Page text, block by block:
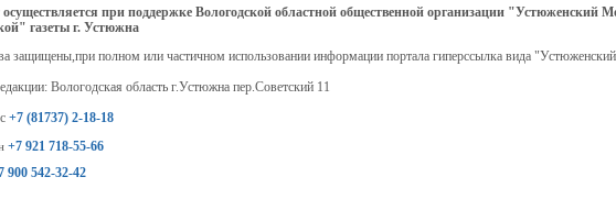
при поддержке Вологодской областной общественной организации
газеты г. Устюжна
защищены,при полном или частичном использовании информации портала гиперссылка вида
Вологодская область г.Устюжна пер.Советский 11
+7 (81737) 2-18-18
+7 921 718-55-66
900 542-32-42